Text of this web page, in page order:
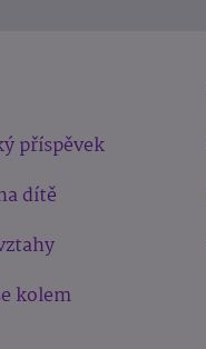
příspěvek
dítě
kolem